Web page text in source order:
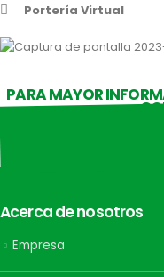
Portería Virtual
PARA MAYOR
Acerca de nosotros
Empresa